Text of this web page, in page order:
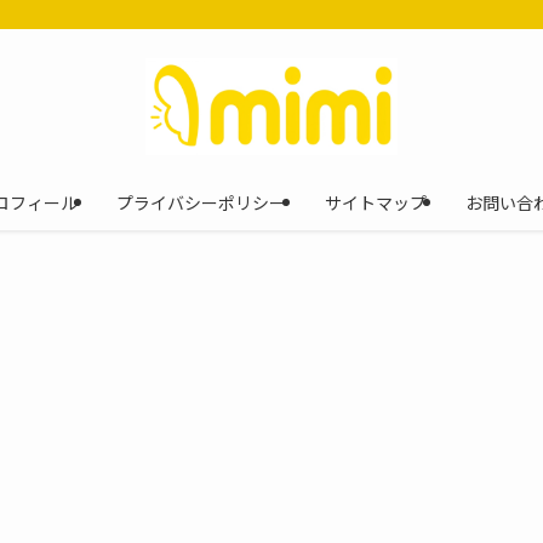
フィール プライバシーポリシー サイトマップ お問い合